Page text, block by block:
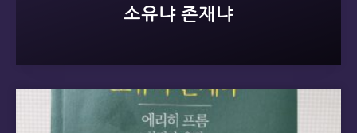
소유냐 존재냐